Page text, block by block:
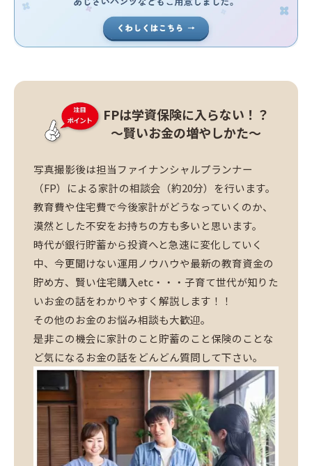
FPは学資保険に入らない！？
～賢いお金の増やしかた～
写真撮影後は担当ファイナンシャルプランナー
（FP）による家計の相談会（約20分）を行います。
教育費や住宅費で今後家計がどうなっていくのか、
漠然とした不安をお持ちの方も多いと思います。
時代が銀行貯蓄から投資へと急速に変化していく
中、今更聞けない運用ノウハウや最新の教育資金の
貯め方、賢い住宅購入etc・・・子育て世代が知りた
いお金の話をわかりやすく解説します！！
その他のお金のお悩み相談も大歓迎。
是非この機会に家計のこと貯蓄のこと保険のことな
ど気になるお金の話をどんどん質問して下さい。